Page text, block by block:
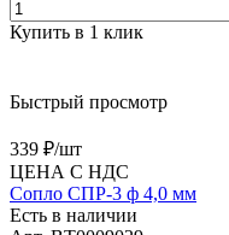
Купить в 1 клик
Быстрый просмотр
339 ₽/шт
ЦЕНА С НДС
Сопло СПР-3 ф 4,0 мм
Есть в наличии